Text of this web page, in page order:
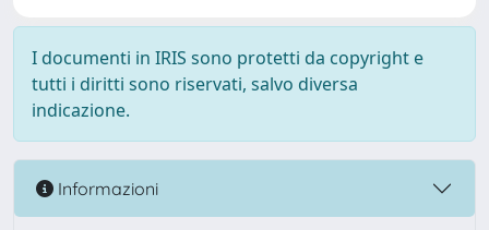
I documenti in IRIS sono protetti da copyright e
tutti i diritti sono riservati, salvo diversa
indicazione.
Informazioni